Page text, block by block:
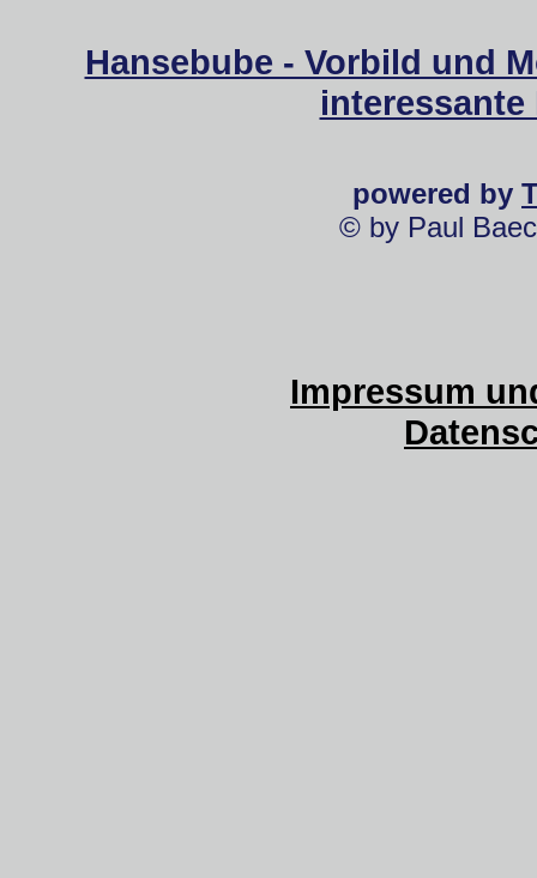
Hansebube - Vorbild und
powered by
© by Paul
Impressum